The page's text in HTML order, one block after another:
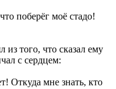
поберёг моё стадо!
из того, что сказал ему
с сердцем:
Откуда мне знать, кто